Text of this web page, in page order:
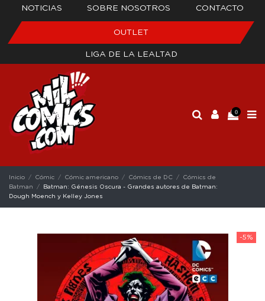
NOTICIAS SOBRE NOSOTROS CONTACTO
OUTLET
LIGA DE LA LEALTAD
0
Inicio Cómic Cómic americano Cómics de DC
Cómics de
Batman
Batman: Génesis Oscura - Grandes autores de Batman:
Dough Moench y Kelley Jones
-5%